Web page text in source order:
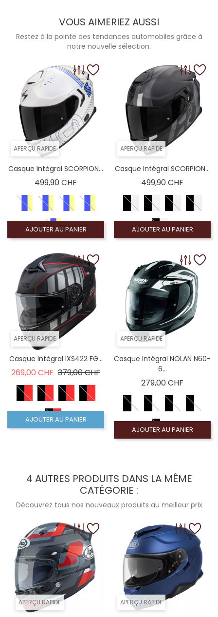
VOUS AIMERIEZ AUSSI
Restez à la pointe des tendances automobiles grâce à
notre nouvelle sélection.
APERÇU RAPIDE
Casque Intégral SCORPION...
499,90 CHF
AJOUTER AU PANIER
APERÇU RAPIDE
Casque Intégral SCORPION...
499,90 CHF
AJOUTER AU PANIER
APERÇU RAPIDE
Casque Intégral IXS422 FG...
269,00 CHF Prix de base
379,00 CHFPrix
AJOUTER AU PANIER
APERÇU RAPIDE
Casque Intégral NOLAN N60-
6...
279,00 CHF
AJOUTER AU PANIER
4 AUTRES PRODUITS DANS LA MÊME
CATÉGORIE :
Découvrez tous nos nouveaux produits au meilleur prix
APERÇU RAPIDE APERÇU RAPIDE